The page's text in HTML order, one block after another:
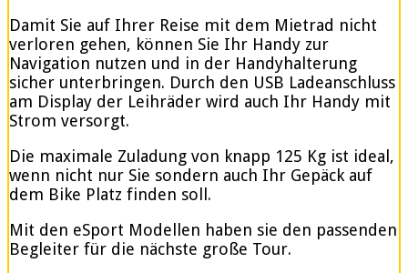
Damit Sie auf Ihrer Reise mit dem Mietrad nicht
verloren gehen, können Sie Ihr Handy zur
Navigation nutzen und in der Handyhalterung
sicher unterbringen. Durch den USB Ladeanschluss
am Display der Leihräder wird auch Ihr Handy mit
Strom versorgt.
Die maximale Zuladung von knapp 125 Kg ist ideal,
wenn nicht nur Sie sondern auch Ihr Gepäck auf
dem Bike Platz finden soll.
Mit den eSport Modellen haben sie den passenden
Begleiter für die nächste große Tour.